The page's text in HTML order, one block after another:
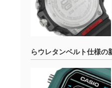
らウレタンベルト仕様の